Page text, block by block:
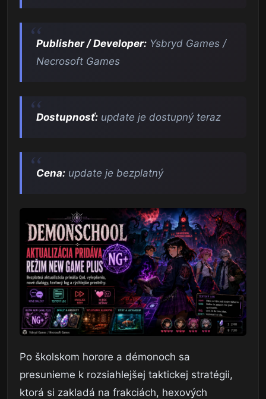
Publisher / Developer: Ysbryd Games /
Necrosoft Games
Dostupnosť: update je dostupný teraz
Cena: update je bezplatný
Po školskom horore a démonoch sa
presunieme k rozsiahlejšej taktickej stratégii,
ktorá si zakladá na frakciách, hexových